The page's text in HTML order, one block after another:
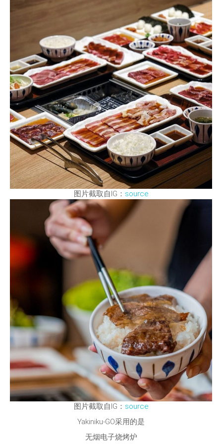
图片截取自IG： source
图片截取自IG： source
Yakiniku-GO采用的是
无烟电子烧烤炉